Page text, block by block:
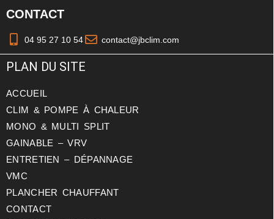
CONTACT
04 95 27 10 54 contact@jbclim.com
PLAN DU SITE
ACCUEIL
CLIM & POMPE À CHALEUR
MONO & MULTI SPLIT
GAINABLE – VRV
ENTRETIEN – DÉPANNAGE
VMC
PLANCHER CHAUFFANT
CONTACT